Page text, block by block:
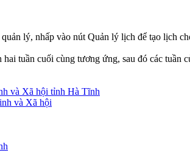
lý, nhấp vào nút Quản lý lịch để tạo lịch
tuần cuối cùng tương ứng, sau đó các tuần